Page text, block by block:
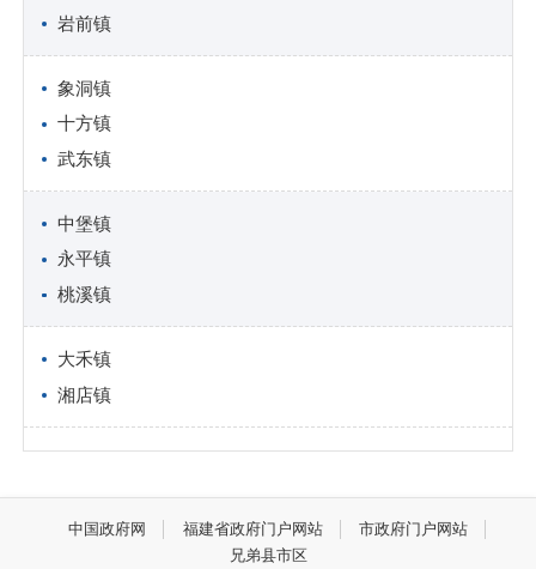
岩前镇
象洞镇
十方镇
武东镇
中堡镇
永平镇
桃溪镇
大禾镇
湘店镇
中国政府网 福建省政府门户网站
市政府门户网站
兄弟县市区